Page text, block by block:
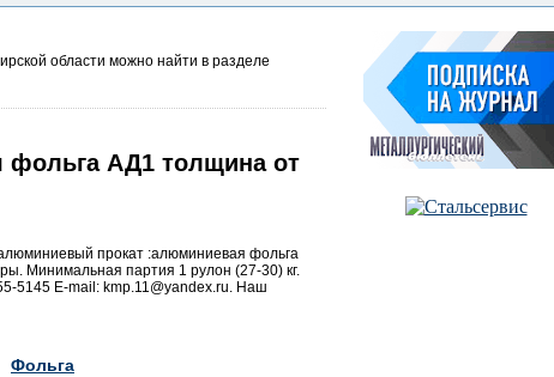
области можно найти в разделе
фольга АД1 толщина от
прокат :алюминиевая фольга
Минимальная партия 1 рулон (27-30) кг.
5145 E-mail: kmp.11@yandex.ru. Наш
Фольга